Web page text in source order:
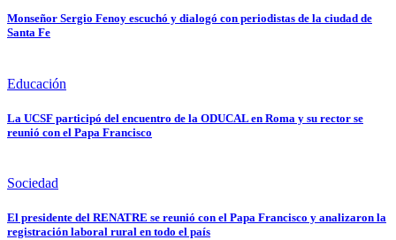
Monseñor Sergio Fenoy escuchó y dialogó con periodistas de la ciudad de
Santa Fe
Educación
La UCSF participó del encuentro de la ODUCAL en Roma y su rector se
reunió con el Papa Francisco
Sociedad
El presidente del RENATRE se reunió con el Papa Francisco y analizaron la
registración laboral rural en todo el país